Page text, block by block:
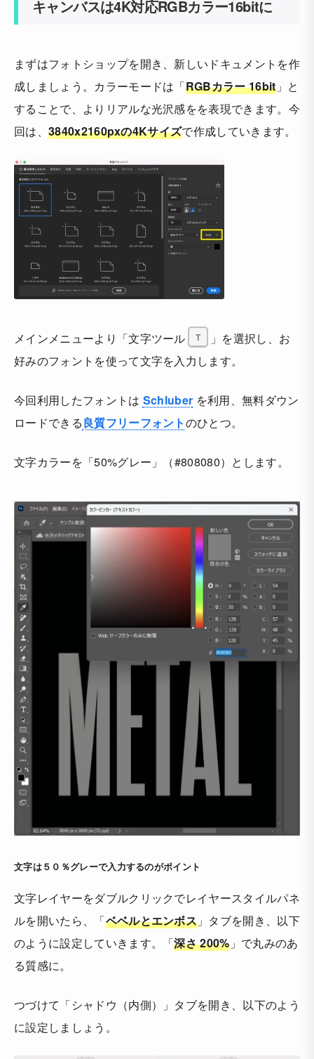
キャンバスは4K対応RGBカラー16bitに
まずはフォトショップを開き、新しいドキュメントを作
成しましょう。カラーモードは「RGBカラー 16bit」と
することで、よりリアルな光沢感をを表現できます。今
回は、 3840x2160pxの4Kサイズで作成していきます。
メインメニューより「文字ツール T
」を選択し、お
好みのフォントを使って文字を入力します。
今回利用したフォントは Schluber を利用、無料ダウン
ロードできる良質フリーフォントのひとつ。
文字カラーを「50%グレー」（#808080）とします。
文字は５０％グレーで入力するのがポイント
文字レイヤーをダブルクリックでレイヤースタイルパネ
ルを開いたら、「ベベルとエンボス 」タブを開き、以下
のように設定していきます。「深さ 200%」で丸みのあ
る質感に。
つづけて「シャドウ（内側）」タブを開き、以下のよう
に設定しましょう。